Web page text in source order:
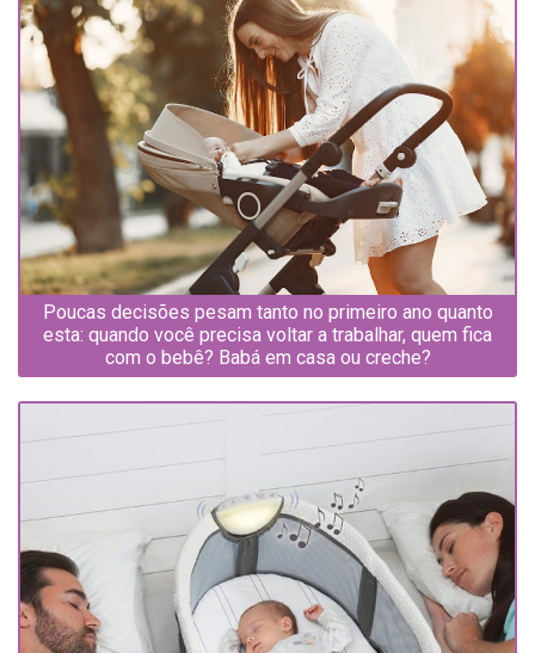
Poucas decisões pesam tanto no primeiro ano quanto
esta: quando você precisa voltar a trabalhar, quem fica
com o bebê? Babá em casa ou creche?